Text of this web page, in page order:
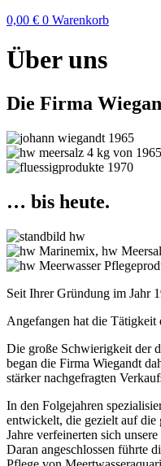
0,00 € 0 Warenkorb
Über uns
Die Firma
… bis heute.
Seit Ihrer Gründung im Jahr
Angefangen hat die Tätigkeit
Die große Schwierigkeit der
began die Firma Wiegandt
stärker nachgefragten
In den Folgejahren
entwickelt, die gezielt auf die
Jahre verfeinerten sich
Daran angeschlossen führte